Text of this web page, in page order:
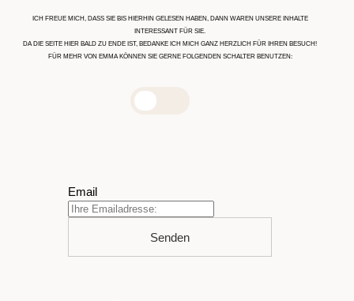
ICH FREUE MICH, DASS SIE BIS HIERHIN GELESEN HABEN, DANN WAREN UNSERE INHALTE
INTERESSANT FÜR SIE.
DA DIE SEITE HIER BALD ZU ENDE IST, BEDANKE ICH MICH GANZ HERZLICH FÜR IHREN BESUCH!
FÜR MEHR VON EMMA KÖNNEN SIE GERNE FOLGENDEN SCHALTER BENUTZEN:
Email
Senden